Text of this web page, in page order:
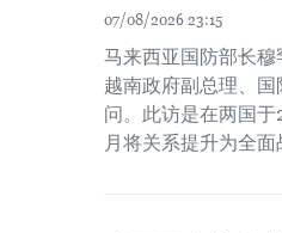
07/08/2026 23:15
马来西亚国防部长穆
越南政府副总理、
问。此访是在两国
月将关系提升为全面